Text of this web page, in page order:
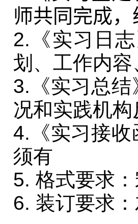
师共同完成
2.《实习日志
划、工作内
3.《实习总结
况和实践机
4.《实习接
须有
5. 格式要求
6. 装订要求